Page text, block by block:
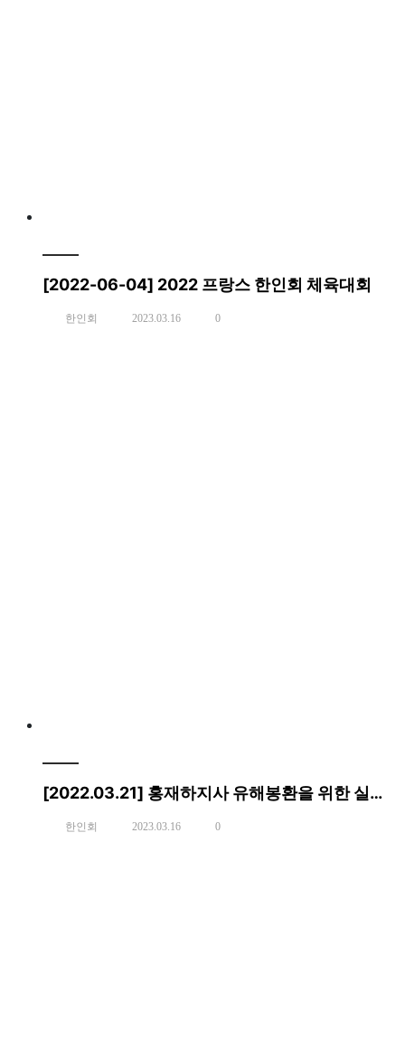
[2022-06-04] 2022 프랑스 한인회 체육대회
한인회 2023.03.16 0
[2022.03.21] 홍재하지사 유해봉환을 위한 실무관 방문
한인회 2023.03.16 0